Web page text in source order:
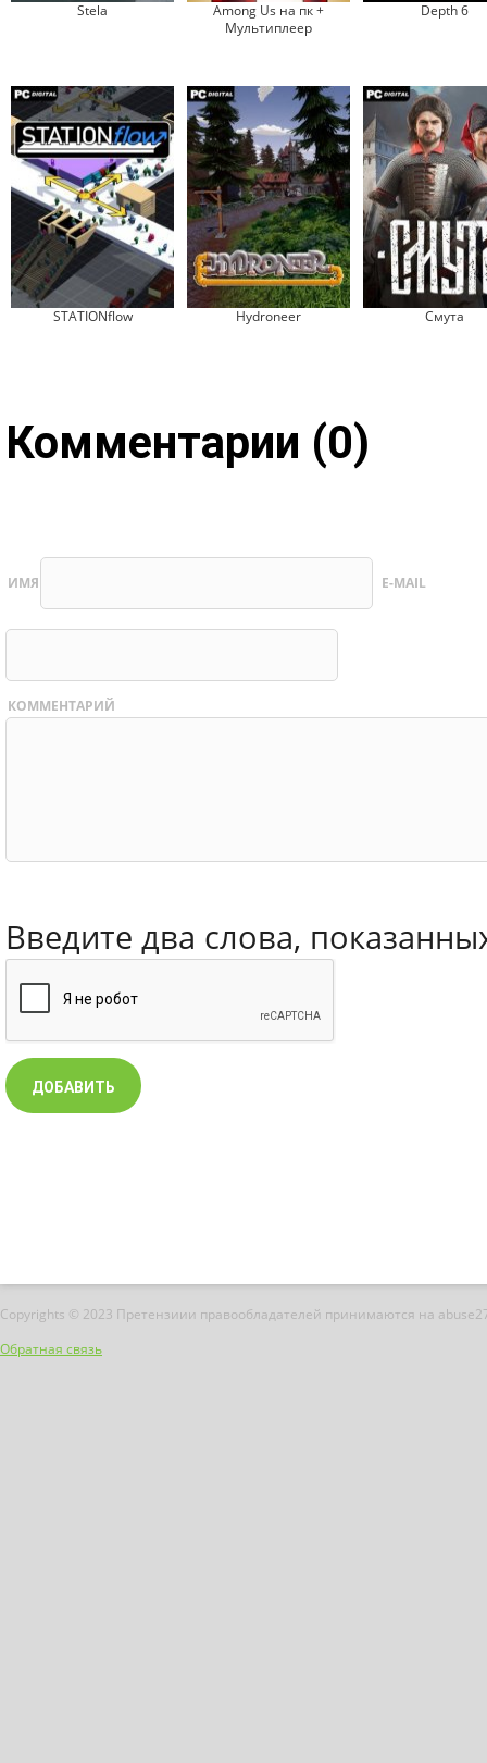
Stela
Among Us на пк +
Мультиплеер
Depth 6
STATIONflow Hydroneer Смута
Комментарии (0)
ИМЯ E-MAIL
КОММЕНТАРИЙ
Введите два слова,
Copyrights © 2023 Претензиии правообладателей принимаются на
Обратная связь